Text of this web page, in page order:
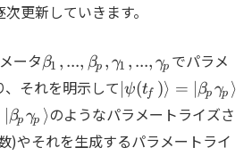
更新していきます。
ータβ1 , ..., βp , γ1 , ..., γp でパラメ
それを明示して ∣ψ(tf )⟩ = βp γp ⟩
\ket{\beta_p\gamma_p}
βp γp ⟩のようなパラメートライズさ
)やそれを生成するパラメートライ